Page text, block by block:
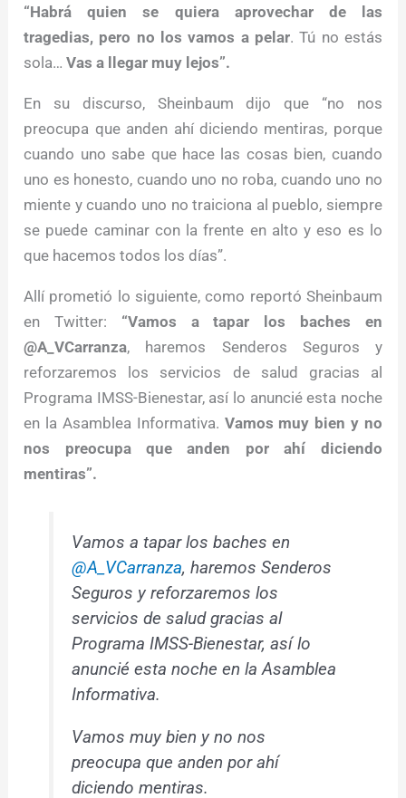
“Habrá quien se quiera aprovechar de las
tragedias, pero no los vamos a pelar. Tú no estás
sola…Vas a llegar muy lejos”.
En su discurso, Sheinbaum dijo que “no nos
preocupa que anden ahí diciendo mentiras, porque
cuando uno sabe que hace las cosas bien, cuando
uno es honesto, cuando uno no roba, cuando uno no
miente y cuando uno no traiciona al pueblo, siempre
se puede caminar con la frente en alto y eso es lo
que hacemos todos los días”.
Allí prometió lo siguiente, como reportó Sheinbaum
en Twitter: “Vamos a tapar los baches en
@A_VCarranza, haremos Senderos Seguros y
reforzaremos los servicios de salud gracias al
Programa IMSS-Bienestar, así lo anuncié esta noche
en la Asamblea Informativa. Vamos muy bien y no
nos preocupa que anden por ahí diciendo
mentiras”.
Vamos a tapar los baches en
@A_VCarranza, haremos Senderos
Seguros y reforzaremos los
servicios de salud gracias al
Programa IMSS-Bienestar, así lo
anuncié esta noche en la Asamblea
Informativa.
Vamos muy bien y no nos
preocupa que anden por ahí
diciendo mentiras.